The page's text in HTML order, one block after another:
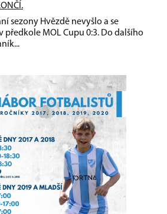
sezony Hvězdě nevyšlo a se
předkole MOL Cupu 0:3. Do dalšího